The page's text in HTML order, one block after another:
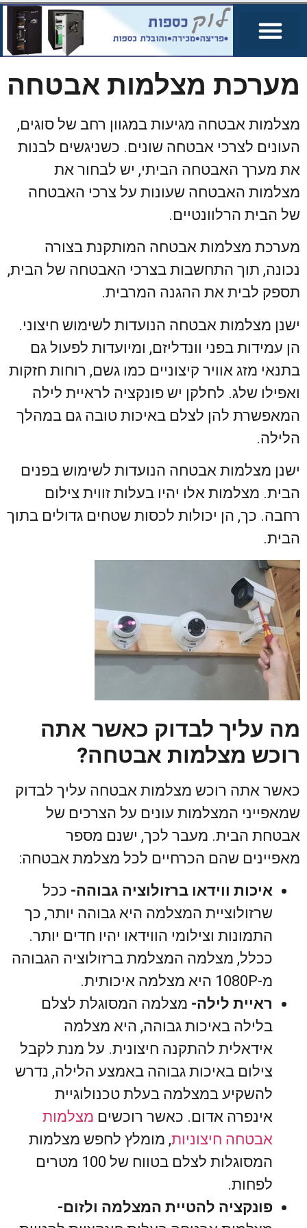
מערכת מצלמות אבטחה
מצלמות אבטחה מגיעות במגוון רחב של סוגים,
העונים לצרכי אבטחה שונים. כשניגשים לבנות
את מערך האבטחה הביתי, יש לבחור את
מצלמות האבטחה שעונות על צרכי האבטחה
של הבית הרלוונטיים.
מערכת מצלמות אבטחה המותקנת בצורה
נכונה, תוך התחשבות בצרכי האבטחה של הבית,
תספק לבית את ההגנה המרבית.
ישנן מצלמות אבטחה הנועדות לשימוש חיצוני.
הן עמידות בפני וונדליזם, ומיועדות לפעול גם
בתנאי מזג אוויר קיצוניים כמו גשם, רוחות חזקות
ואפילו שלג. לחלקן יש פונקציה לראיית לילה
המאפשרת להן לצלם באיכות טובה גם במהלך
הלילה.
ישנן מצלמות אבטחה הנועדות לשימוש בפנים
הבית. מצלמות אלו יהיו בעלות זווית צילום
רחבה. כך, הן יכולות לכסות שטחים גדולים בתוך
הבית.
מה עליך לבדוק כאשר אתה
רוכש מצלמות אבטחה?
כאשר אתה רוכש מצלמות אבטחה עליך לבדוק
שמאפייני המצלמות עונים על הצרכים של
אבטחת הבית. מעבר לכך, ישנם מספר
מאפיינים שהם הכרחיים לכל מצלמת אבטחה:
איכות ווידאו ברזולוציה גבוהה- ככל
שרזולוציית המצלמה היא גבוהה יותר, כך
התמונות וצילומי הווידאו יהיו חדים יותר.
ככלל, מצלמה המצלמת ברזולוציה הגבוהה
מ-1080P היא מצלמה איכותית.
ראיית לילה- מצלמה המסוגלת לצלם
בלילה באיכות גבוהה, היא מצלמה
אידאלית להתקנה חיצונית. על מנת לקבל
צילום באיכות גבוהה באמצע הלילה, נדרש
להשקיע במצלמה בעלת טכנולוגיית
אינפרה אדום. כאשר רוכשים מצלמות
אבטחה חיצוניות, מומלץ לחפש מצלמות
המסוגלות לצלם בטווח של 100 מטרים
לפחות.
פונקציה להטיית המצלמה ולזום-